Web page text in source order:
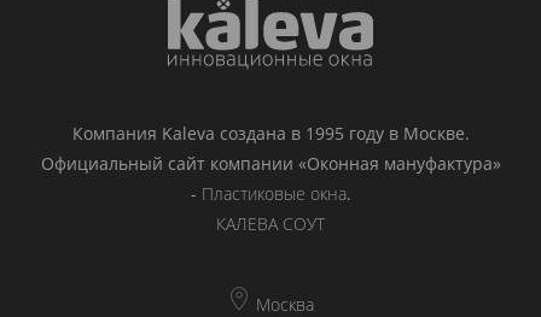
Компания Kaleva создана в 1995 году в Москве.
Официальный сайт компании «Оконная мануфактура»
- Пластиковые окна.
КАЛЕВА СОУТ
Москва